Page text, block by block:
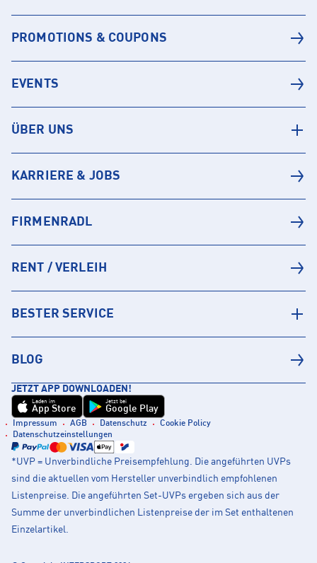
PROMOTIONS & COUPONS
EVENTS
ÜBER UNS
KARRIERE & JOBS
FIRMENRADL
RENT / VERLEIH
BESTER SERVICE
BLOG
JETZT APP DOWNLOADEN!
Laden im
App Store
Jetzt bei
Google Play
Impressum AGB Datenschutz
Cookie Policy
Datenschutzeinstellungen
*UVP = Unverbindliche Preisempfehlung. Die angeführten UVPs
sind die aktuellen vom Hersteller unverbindlich empfohlenen
Listenpreise. Die angeführten Set-UVPs ergeben sich aus der
Summe der unverbindlichen Listenpreise der im Set enthaltenen
Einzelartikel.